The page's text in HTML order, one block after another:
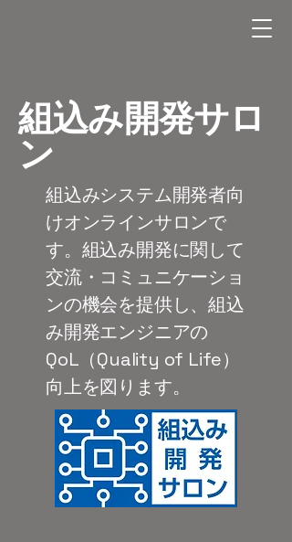
組込み開発サロ
ン
組込みシステム開発者向
けオンラインサロンで
す。組込み開発に関して
交流・コミュニケーショ
ンの機会を提供し、組込
み開発エンジニアの
QoL（Quality of Life）
向上を図ります。